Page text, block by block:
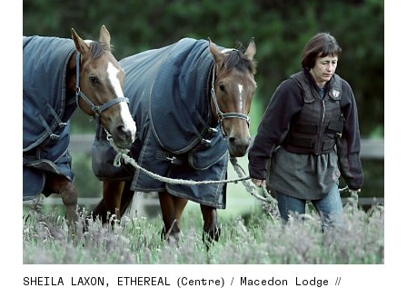
SHEILA LAXON, ETHEREAL (Centre) / Macedon Lodge //